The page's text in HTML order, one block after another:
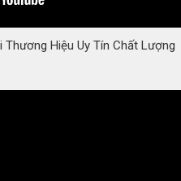
Hiệu Uy Tín Chất Lượng